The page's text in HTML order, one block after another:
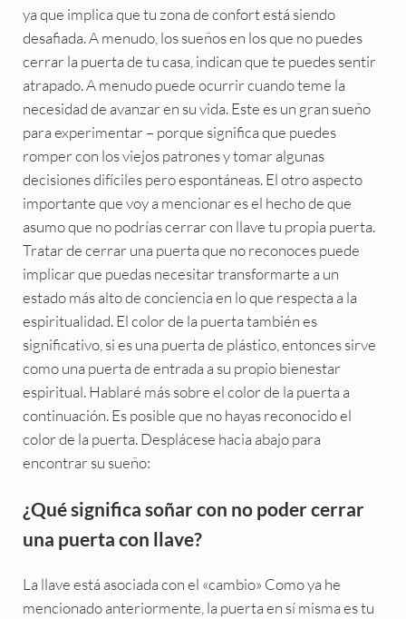
ya que implica que tu zona de confort está siendo
desafiada. A menudo, los sueños en los que no puedes
cerrar la puerta de tu casa, indican que te puedes sentir
atrapado. A menudo puede ocurrir cuando teme la
necesidad de avanzar en su vida. Este es un gran sueño
para experimentar – porque significa que puedes
romper con los viejos patrones y tomar algunas
decisiones difíciles pero espontáneas. El otro aspecto
importante que voy a mencionar es el hecho de que
asumo que no podrías cerrar con llave tu propia puerta.
Tratar de cerrar una puerta que no reconoces puede
implicar que puedas necesitar transformarte a un
estado más alto de conciencia en lo que respecta a la
espiritualidad. El color de la puerta también es
significativo, si es una puerta de plástico, entonces sirve
como una puerta de entrada a su propio bienestar
espiritual. Hablaré más sobre el color de la puerta a
continuación. Es posible que no hayas reconocido el
color de la puerta. Desplácese hacia abajo para
encontrar su sueño:
¿Qué significa soñar con no poder cerrar
una puerta con llave?
La llave está asociada con el «cambio» Como ya he
mencionado anteriormente, la puerta en sí misma es tu